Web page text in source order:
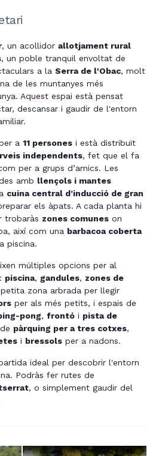
, un acollidor allotjament rural
, un poble tranquil envoltat de
a la Serra de l'Obac, molt
de les muntanyes més
Aquest espai està pensat
descansar i gaudir de l'entorn
a 11 persones i està distribuït
independents, fet que el fa
per a grups d’amics. Les
amb llençols i mantes
cuina central d’inducció de gran
els àpats. A cada planta hi
trobaràs zones comunes on
així com una barbacoa coberta
piscina.
múltiples opcions per al
piscina, gandules, zones de
zona arbrada per llegir
per als més petits, i espais de
pong, frontó i pista de
pàrquing per a tres cotxes,
i bressols per a nadons.
ideal per descobrir l'entorn
Podràs fer rutes de
, o simplement gaudir del